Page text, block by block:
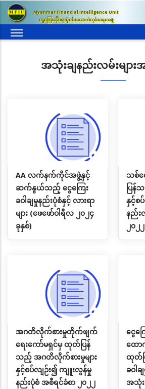
အဓိက
အကြောင်းအရာ
Myanmar Financial Intelligence Unit
ငွေကြေးဆိုင်ရာစုံစမ်းထောက်လှမ်းရေးအဖွဲ့
အသုံးချနည်းလမ်းများ
AA လက်နက်ကိုင်အဖွဲ့နှင့်
ဆက်နွယ်သည့် ငွေကြေး
ခဝါချမှုနည်းပုံစံနှင့် လားရာ
များ (ဖေဖော်ဝါရီလ ၂၀၂၄
ခုနှစ်)
သစ်တ
ပြန်
နှင့်စ
နည်း
၂၀၂၂
အဂတိလိုက်စားမှုတိုက်ဖျက်
ရေးကော်မရှင်မှ ထုတ်ပြန်
သည့် အဂတိလိုက်စားမှုများ
နှင့်စပ်လျဉ်း၍ ကျူးလွန်မှု
နည်းပုံစံ အစီရင်ခံစာ ၂၀၂၂
ငွေက
ထော
ထုတ်ပ
ခဝါ
အသုံး